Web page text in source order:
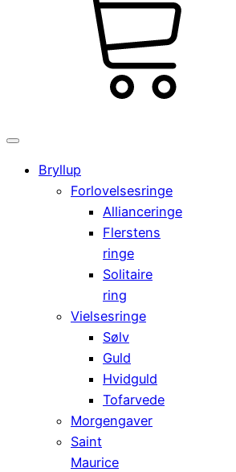
Bryllup
Forlovelsesringe
Allianceringe
Flerstens
ringe
Solitaire
ring
Vielsesringe
Sølv
Guld
Hvidguld
Tofarvede
Morgengaver
Saint
Maurice